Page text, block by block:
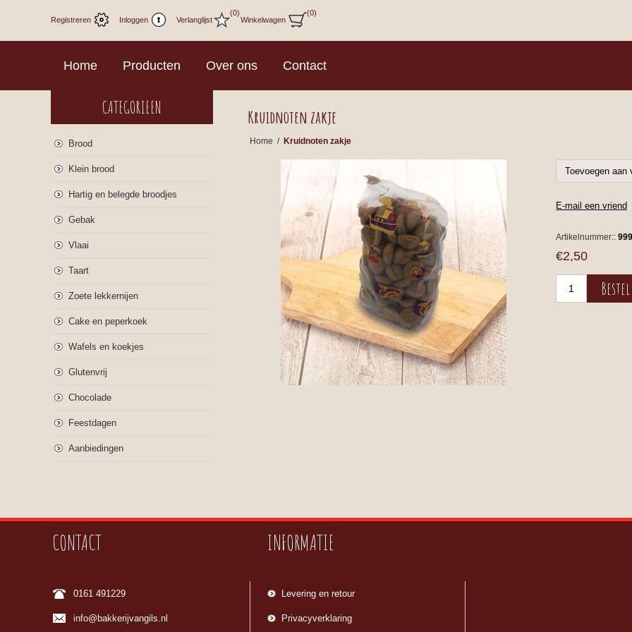
Registreren Inloggen Verlanglijst
(0)
Winkelwagen
(0)
Home Producten Over ons Contact
Kruidnoten zakje
Home / Kruidnoten zakje
Artikelnummer::
€2,50
CATEGORIEEN
Brood
Klein brood
Hartig en belegde broodjes
Gebak
Vlaai
Taart
Zoete lekkernijen
Cake en peperkoek
Wafels en koekjes
Glutenvrij
Chocolade
Feestdagen
Aanbiedingen
CONTACT
0161 491229
info@bakkerijvangils.nl
INFORMATIE
Levering en retour
Privacyverklaring